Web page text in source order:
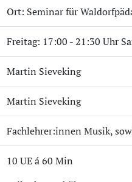
Ort: Seminar für
Freitag: 17:00 - 21:30 Uhr
Martin Sieveking
Martin Sieveking
Fachlehrer:innen Musik,
10 UE á 60 Min